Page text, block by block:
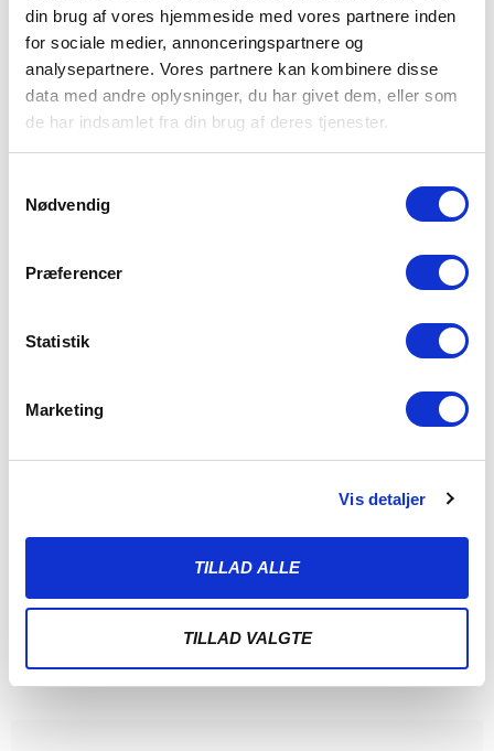
din brug af vores hjemmeside med vores partnere inden
for sociale medier, annonceringspartnere og
analysepartnere. Vores partnere kan kombinere disse
data med andre oplysninger, du har givet dem, eller som
de har indsamlet fra din brug af deres tjenester.
Nødvendig
Præferencer
Statistik
Marketing
Vis detaljer
TILLAD ALLE
TILLAD VALGTE
flere store muligheder var